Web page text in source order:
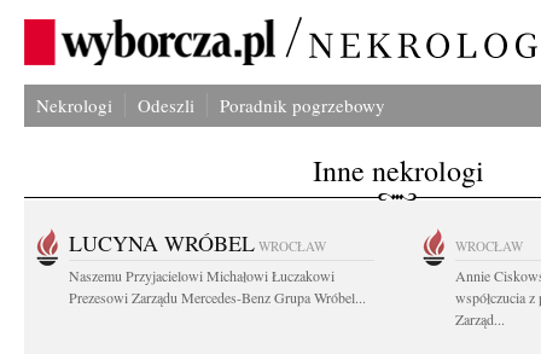
Nekrologi Odeszli Poradnik pogrzebowy
Inne nekrologi
LUCYNA WRÓBEL WROCŁAW
Naszemu Przyjacielowi Michałowi Łuczakowi
Prezesowi Zarządu Mercedes-Benz Grupa Wróbel...
WROCŁAW
Annie
współczucia
Zarząd...